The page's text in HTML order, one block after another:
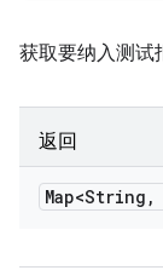
获取要纳入测试
返回
Map<String ,